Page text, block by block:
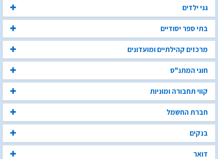
גני ילדים
בתי ספר יסודיים
מרכזים קהילתיים ומועדונים
חוגי המתנ"ס
קווי תחבורה ומוניות
חברת החשמל
בנקים
דואר